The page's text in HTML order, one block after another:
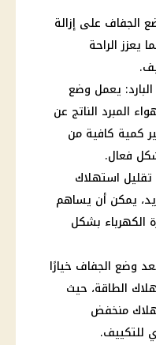
الجفاف على إزالة
يعزز الراحة
يعمل وضع
المبرد الناتج عن
كمية كافية من
فعال.
تقليل استهلاك
يمكن أن يساهم
الكهرباء بشكل
وضع الجفاف خيارًا
الطاقة، حيث
منخفض
للتكييف.